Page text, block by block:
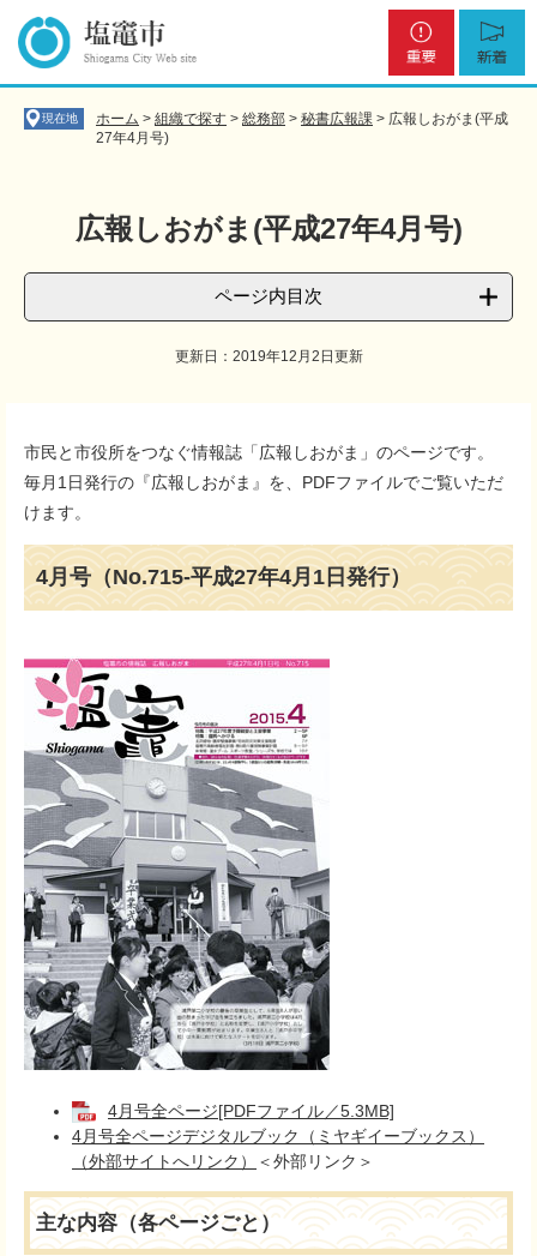
の
ー
現在地 ホーム > 組織で探す > 総務部 > 秘書広報課 > 広報しおがま(平成
27年4月号)
広報しおがま(平成27年4月号)
ページ内目次
更新日：2019年12月2日更新
市民と市役所をつなぐ情報誌「広報しおがま」のページです。
毎月1日発行の『広報しおがま』を、PDFファイルでご覧いただ
けます。
4月号（No.715-平成27年4月1日発行）
4月号全ページ[PDFファイル／5.3MB]
4月号全ページデジタルブック（ミヤギイーブックス）
（外部サイトへリンク）
＜外部リンク＞
主な内容（各ページごと）